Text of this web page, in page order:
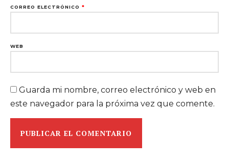
CORREO ELECTRÓNICO *
WEB
Guarda mi nombre, correo electrónico y web en
este navegador para la próxima vez que comente.